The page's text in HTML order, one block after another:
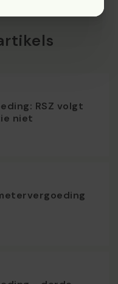
RSZ volgt
niet